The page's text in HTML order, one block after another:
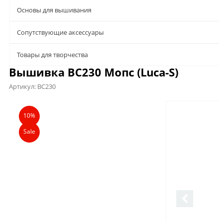
Основы для вышивания
Сопутствующие аксессуары
Товары для творчества
Вышивка BC230 Мопс (Luca-S)
Артикул: BC230
Описание
10%
Sale